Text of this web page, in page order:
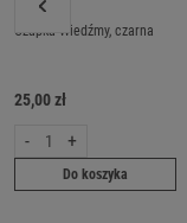
Czapka Wiedźmy, czarna
25,00 zł
- +
Do koszyka